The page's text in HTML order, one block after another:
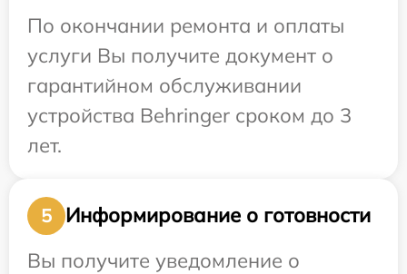
По окончании ремонта и оплаты
услуги Вы получите документ о
гарантийном обслуживании
устройства Behringer сроком до 3
лет.
5
Информирование о готовности
Вы получите уведомление о